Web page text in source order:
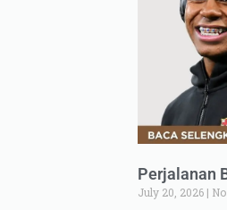
Perjalanan
July 20, 2026